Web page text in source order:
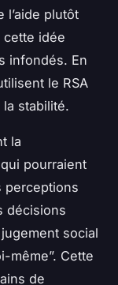
l’aide plutôt
cette idée
infondés. En
le RSA
stabilité.
la
pourraient
perceptions
décisions
social
même”. Cette
de